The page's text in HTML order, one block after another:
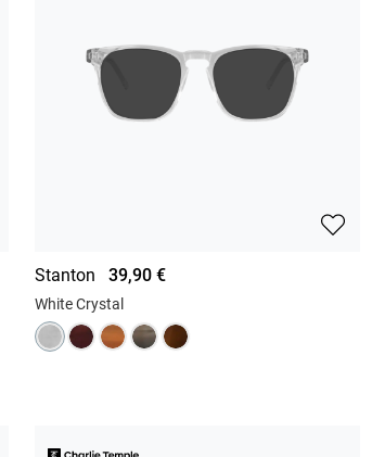
Stanton 39,90 €
White Crystal